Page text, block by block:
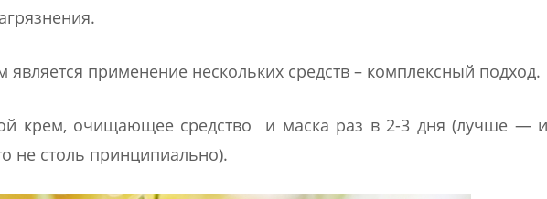
применение нескольких средств – комплексный подход.
крем, очищающее средство и маска раз в 2-3 дня (лучше —
не столь принципиально).